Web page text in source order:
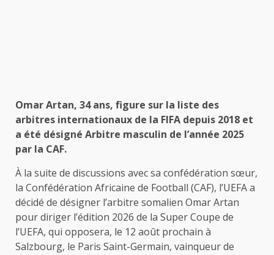
Omar Artan, 34 ans, figure sur la liste des
arbitres internationaux de la FIFA depuis 2018 et
a été désigné Arbitre masculin de l’année 2025
par la CAF.
À la suite de discussions avec sa confédération sœur,
la Confédération Africaine de Football (CAF), l’UEFA a
décidé de désigner l’arbitre somalien Omar Artan
pour diriger l’édition 2026 de la Super Coupe de
l’UEFA, qui opposera, le 12 août prochain à
Salzbourg, le Paris Saint-Germain, vainqueur de